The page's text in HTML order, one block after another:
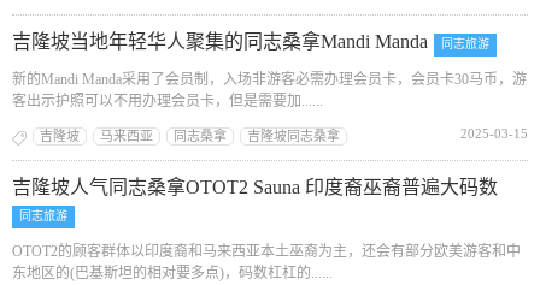
吉隆坡当地年轻华人聚集的同志桑拿Mandi Manda 同志旅游
新的Mandi Manda采用了会员制，入场非游客必需办理会员卡，会员卡30马币，游
客出示护照可以不用办理会员卡，但是需要加......
吉隆坡 马来西亚 同志桑拿 吉隆坡同志桑拿 2025-03-15
吉隆坡人气同志桑拿OTOT2 Sauna 印度裔巫裔普遍大码数
同志旅游
OTOT2的顾客群体以印度裔和马来西亚本土巫裔为主，还会有部分欧美游客和中
东地区的(巴基斯坦的相对要多点)，码数杠杠的......